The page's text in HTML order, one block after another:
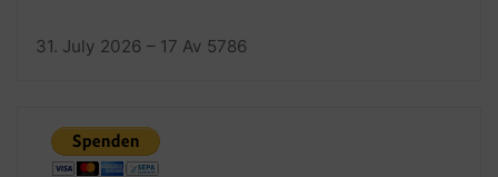
31. July 2026 – 17 Av 5786